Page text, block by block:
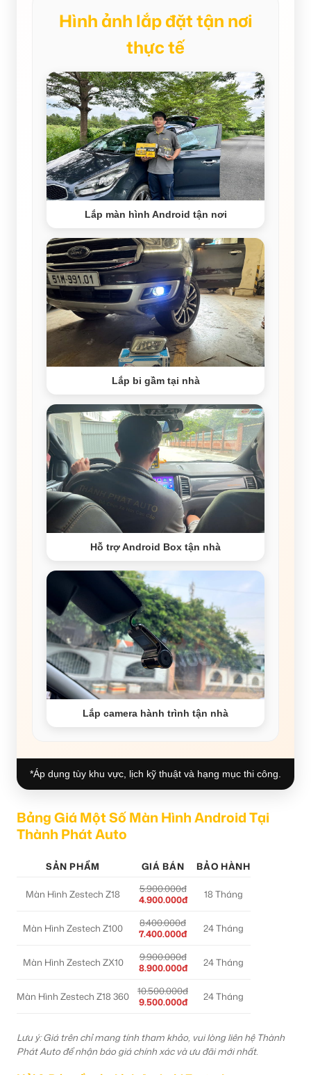
Hình ảnh lắp đặt tận nơi
thực tế
Lắp màn hình Android tận nơi
Lắp bi gầm tại nhà
Hỗ trợ Android Box tận nhà
Lắp camera hành trình tận nhà
*Áp dụng tùy khu vực, lịch kỹ thuật và hạng mục thi công.
Bảng Giá Một Số Màn Hình Android Tại
Thành Phát Auto
SẢN PHẨM GIÁ BÁN BẢO HÀNH
Màn Hình Zestech Z18
5.900.000đ
4.900.000đ
18 Tháng
Màn Hình Zestech Z100
8.400.000đ
7.400.000đ
24 Tháng
Màn Hình Zestech ZX10
9.900.000đ
8.900.000đ
24 Tháng
Màn Hình Zestech Z18 360
10.500.000đ
9.500.000đ
24 Tháng
Lưu ý: Giá trên chỉ mang tính tham khảo, vui lòng liên hệ Thành
Phát Auto để nhận báo giá chính xác và ưu đãi mới nhất.